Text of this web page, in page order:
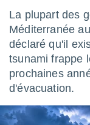
des
Vous
en
La plupart des
Méditerranée
déclaré qu'il
tsunami frappe
prochaines
d'évacuation.